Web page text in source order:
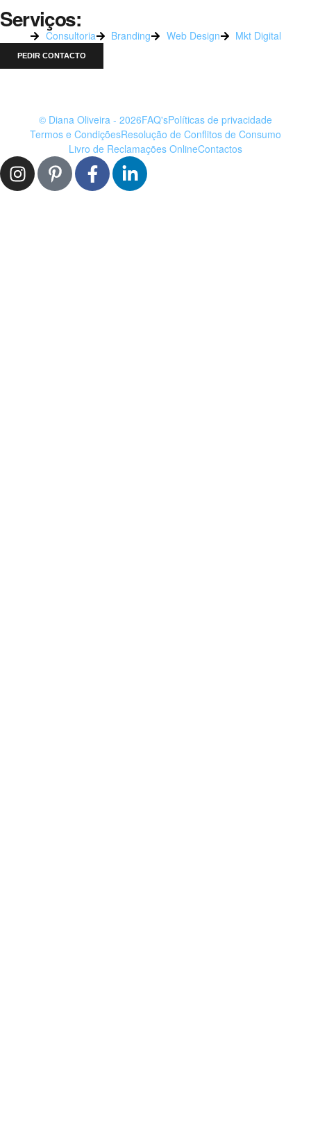
Serviços:
Consultoria Branding Web Design Mkt Digital
PEDIR CONTACTO
© Diana Oliveira - 2026FAQ'sPolíticas de privacidade
Termos e CondiçõesResolução de Conflitos de Consumo
Livro de Reclamações OnlineContactos